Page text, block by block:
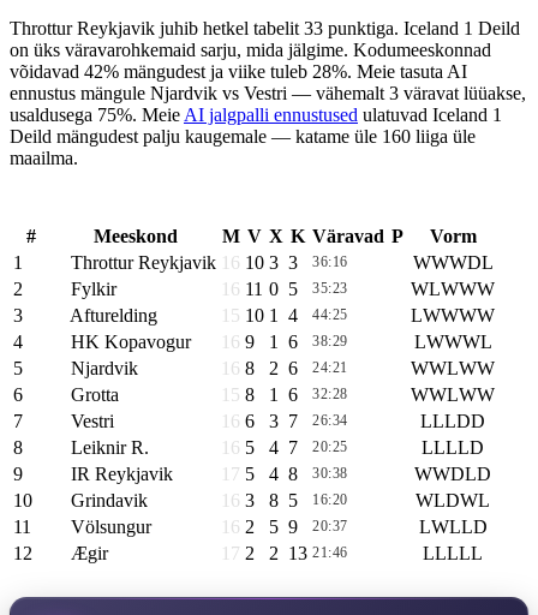
Throttur Reykjavik juhib hetkel tabelit 33 punktiga. Iceland 1 Deild
on üks väravarohkemaid sarju, mida jälgime. Kodumeeskonnad
võidavad 42% mängudest ja viike tuleb 28%. Meie tasuta AI
ennustus mängule Njardvik vs Vestri — vähemalt 3 väravat lüüakse,
usaldusega 75%. MeieAI jalgpalli ennustused ulatuvad Iceland 1
Deild mängudest palju kaugemale — katame üle 160 liiga üle
maailma.
# Meeskond M V X K Väravad P
Vorm
1
Throttur Reykjavik 16 10 3 3 36:16 WWWDL
2
Fylkir 16 11 0 5 35:23 WLWWW
3
Afturelding 15 10 1 4 44:25 LWWWW
4
HK Kopavogur 16 9 1 6 38:29 LWWWL
5
Njardvik 16 8 2 6 24:21 WWLWW
6
Grotta 15 8 1 6 32:28 WWLWW
7
Vestri 16 6 3 7 26:34 LLLDD
8
Leiknir R. 16 5 4 7 20:25 LLLLD
9
IR Reykjavik 17 5 4 8 30:38 WWDLD
10
Grindavik 16 3 8 5 16:20 WLDWL
11
Völsungur 16 2 5 9 20:37 LWLLD
12
Ægir 17 2 2 13 21:46 LLLLL